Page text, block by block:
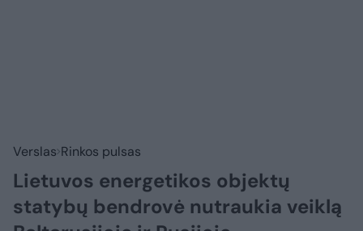
Verslas Rinkos pulsas
Lietuvos energetikos objektų
statybų bendrovė nutraukia veiklą